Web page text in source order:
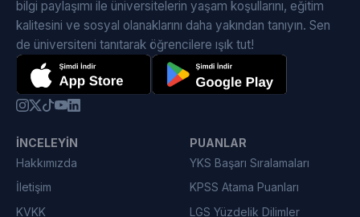
bilgi paylaşımı ile üniversitelerin yaşam koşullarını, eğitim
kalitesini ve sosyal olanaklarını daha yakından tanıyın. Sen
de üniversiteni tanıtarak öğrencilere ışık tut!
İNCELEYIN
Hakkımızda
İletişim
KVKK
PUANLAR
YKS Başarı Sıralamaları
KPSS Atama Puanları
LGS Yüzdelik Dilimler